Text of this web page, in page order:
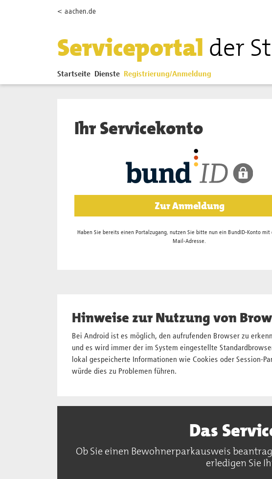
Zum Hauptinhalt springen
< aachen.de
Serviceportal der
Startseite Dienste Registrierung/Anmeldung
Ihr Servicekonto
Zur Anmeldung
Haben Sie bereits einen Portalzugang, nutzen Sie bitte nun ein BundID-Konto mit
Mail-Adresse.
Hinweise zur Nutzung von
Bei Android ist es möglich, den aufrufenden Browser zu
und es wird immer der im System eingestellte
lokal gespeicherte Informationen wie Cookies oder Session-
würde dies zu Problemen führen.
Das
Ob Sie einen Bewohnerparkausweis
erledigen Sie